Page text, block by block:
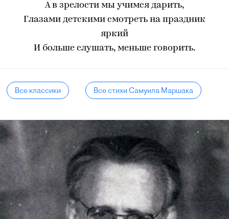
А в зрелости мы учимся дарить,
Глазами детскими смотреть на праздник
яркий
И больше слушать, меньше говорить.
Все классики Все стихи Самуила Маршака